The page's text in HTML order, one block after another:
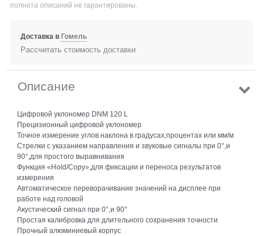
полнота описаний не гарантированы.
Доставка вГомель
Рассчитать стоимость доставки
Описание
Цифровой уклономер DNM 120 L
Прецизионный цифровой уклономер
Точное измерение углов наклона в градусах,процентах или мм/м
Стрелки с указанием направления и звуковые сигналы при 0°,и
90°,для простого выравнивания
Функция «Hold/Copy»,для фиксации и переноса результатов
измерения
Автоматическое переворачивание значений на дисплее при
работе над головой
Акустический сигнал при 0°,и 90°
Простая калибровка для длительного сохранения точности
Прочный алюминиевый корпус